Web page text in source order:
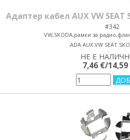
Адаптер кабел AUX VW SEAT
#342
VW,SKODA,рамки за
ADA AUX VW SEAT
НЕ Е
7,46 €/